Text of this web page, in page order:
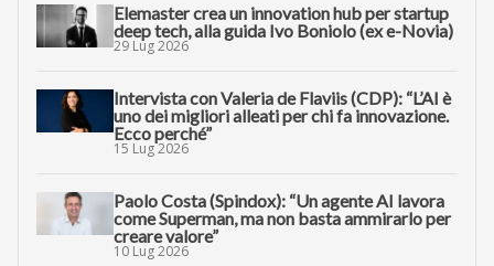
Elemaster crea un innovation hub per startup
deep tech, alla guida Ivo Boniolo (ex e-Novia)
29 Lug 2026
Intervista con Valeria de Flaviis (CDP): “L’AI è
uno dei migliori alleati per chi fa innovazione.
Ecco perché”
15 Lug 2026
Paolo Costa (Spindox): “Un agente AI lavora
come Superman, ma non basta ammirarlo per
creare valore”
10 Lug 2026